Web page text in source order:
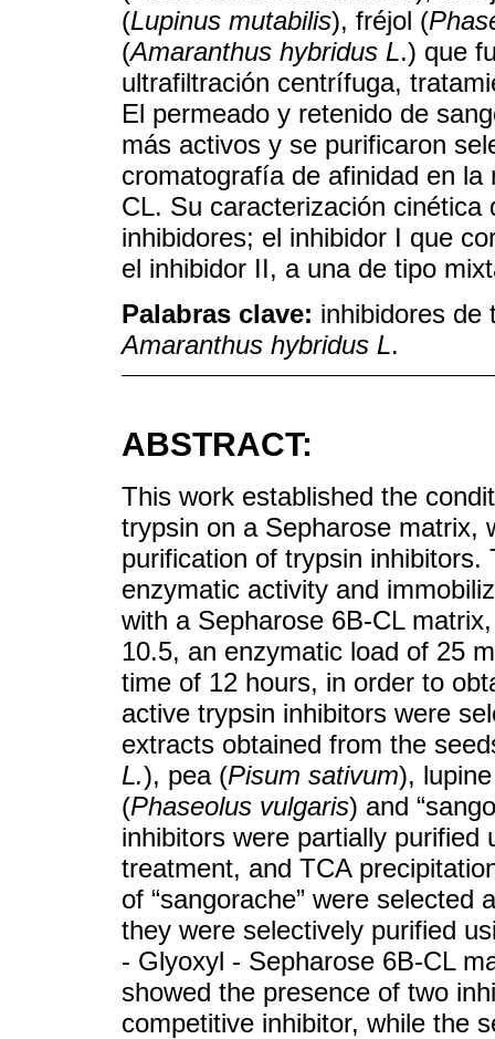
(Lupinus mutabilis), fréjol (
(Amaranthus hybridus L.) que
ultrafiltración centrífuga,
El permeado y retenido de
más activos y se purificaron
cromatografía de afinidad en
CL. Su caracterización
inhibidores; el inhibidor I que
el inhibidor II, a una de tipo
Palabras clave: inhibidores de
Amaranthus hybridus L.
ABSTRACT:
This work established the
trypsin on a Sepharose matrix,
purification of trypsin
enzymatic activity and
with a Sepharose 6B-CL
10.5, an enzymatic load of 25
time of 12 hours, in order to
active trypsin inhibitors were
extracts obtained from the
L.), pea (Pisum sativum),
(Phaseolus vulgaris) and
inhibitors were partially
treatment, and TCA
of “sangorache” were
they were selectively purified
- Glyoxyl - Sepharose 6B-CL
showed the presence of two
competitive inhibitor, while the